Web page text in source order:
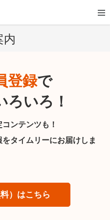
内
登録で
ろいろ！
ンテンツも！
タイムリーにお届けしま
）はこちら